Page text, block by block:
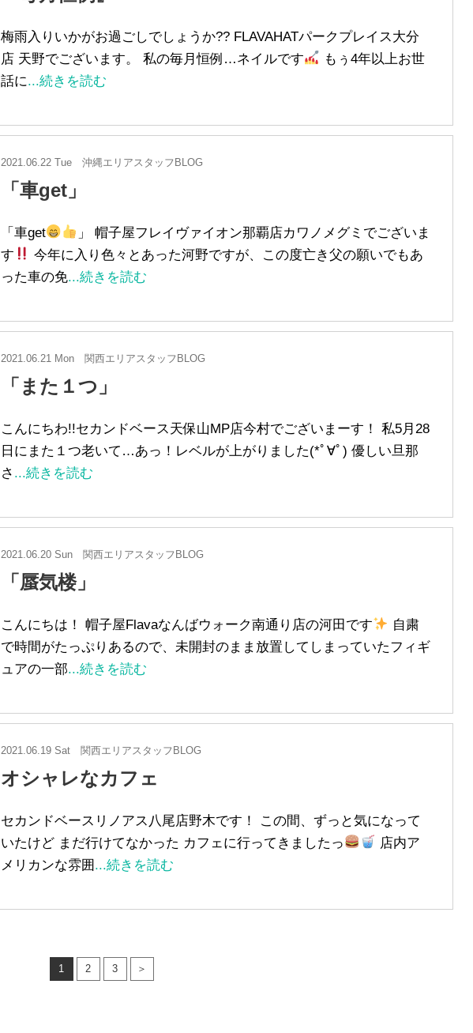
梅雨入りいかがお過ごしでしょうか?? FLAVAHATパークプレイス大分
店 天野でございます。 私の毎月恒例…ネイルです
もぅ4年以上お世
話に...続きを読む
2021.06.22 Tue 沖縄エリアスタッフBLOG
「車get」
「車get
」 帽子屋フレイヴァイオン那覇店カワノメグミでございま
す
今年に入り色々とあった河野ですが、この度亡き父の願いでもあ
った車の免...続きを読む
2021.06.21 Mon 関西エリアスタッフBLOG
「また１つ」
こんにちわ!!セカンドベース天保山MP店今村でございまーす！ 私5月28
日にまた１つ老いて…あっ！レベルが上がりました(*ﾟ∀ﾟ) 優しい旦那
さ ...続きを読む
2021.06.20 Sun 関西エリアスタッフBLOG
「蜃気楼」
こんにちは！ 帽子屋Flavaなんばウォーク南通り店の河田です
自粛
で時間がたっぷりあるので、未開封のまま放置してしまっていたフィギ
ュアの一部...続きを読む
2021.06.19 Sat 関西エリアスタッフBLOG
オシャレなカフェ
セカンドベースリノアス八尾店野木です！ この間、ずっと気になって
いたけど まだ行けてなかった カフェに行ってきましたっ
店内ア
メリカンな雰囲 ...続きを読む
1 2 3 ＞